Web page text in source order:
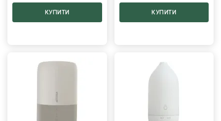
КУПИТИ КУПИТИ